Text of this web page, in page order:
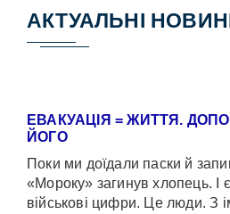
АКТУАЛЬНІ
ЕВАКУАЦІЯ = ЖИТТЯ.
ЙОГО
Поки ми доїдали паски й
«Мороку» загинув хлопець. І
військові цифри. Це люди. З